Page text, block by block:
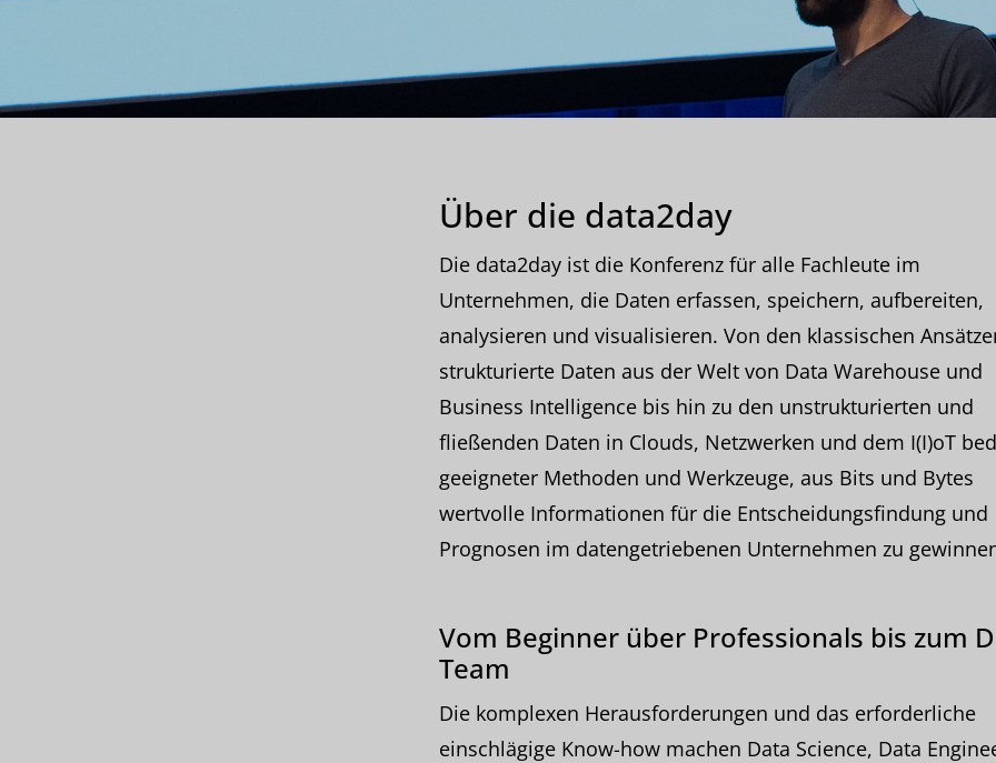
Über die data2day
Die data2day ist die Konferenz für alle Fachleute im
Unternehmen, die Daten erfassen, speichern, aufbereiten,
analysieren und visualisieren. Von den klassischen
strukturierte Daten aus der Welt von Data Warehouse und
Business Intelligence bis hin zu den unstrukturierten und
fließenden Daten in Clouds, Netzwerken und dem I(I)oT
geeigneter Methoden und Werkzeuge, aus Bits und Bytes
wertvolle Informationen für die Entscheidungsfindung und
Prognosen im datengetriebenen Unternehmen zu
Vom Beginner über Professionals bis zum
Team
Die komplexen Herausforderungen und das erforderliche
einschlägige Know-how machen Data Science, Data